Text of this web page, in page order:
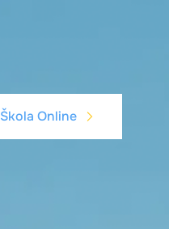
Škola Online